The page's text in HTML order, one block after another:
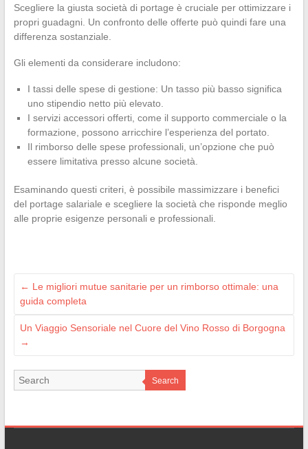
Scegliere la giusta società di portage è cruciale per ottimizzare i
propri guadagni. Un confronto delle offerte può quindi fare una
differenza sostanziale.
Gli elementi da considerare includono:
I tassi delle spese di gestione: Un tasso più basso significa
uno stipendio netto più elevato.
I servizi accessori offerti, come il supporto commerciale o la
formazione, possono arricchire l’esperienza del portato.
Il rimborso delle spese professionali, un’opzione che può
essere limitativa presso alcune società.
Esaminando questi criteri, è possibile massimizzare i benefici
del portage salariale e scegliere la società che risponde meglio
alle proprie esigenze personali e professionali.
← Le migliori mutue sanitarie per un rimborso ottimale: una
guida completa
Un Viaggio Sensoriale nel Cuore del Vino Rosso di Borgogna
→
Search